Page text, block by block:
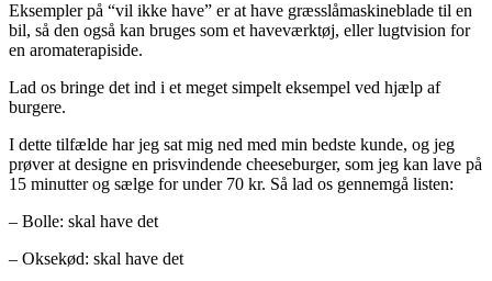
Eksempler på “vil ikke have” er at have græsslåmaskineblade til en
bil, så den også kan bruges som et haveværktøj, eller lugtvision for
en aromaterapiside.
Lad os bringe det ind i et meget simpelt eksempel ved hjælp af
burgere.
I dette tilfælde har jeg sat mig ned med min bedste kunde, og jeg
prøver at designe en prisvindende cheeseburger, som jeg kan lave på
15 minutter og sælge for under 70 kr. Så lad os gennemgå listen:
– Bolle: skal have det
– Oksekød: skal have det